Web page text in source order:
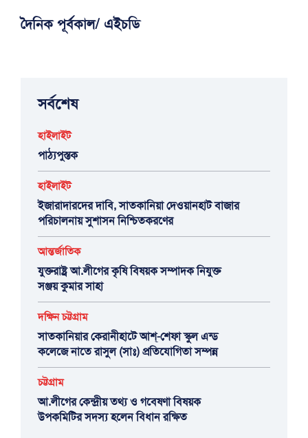
দৈনিক পূর্বকাল/ এইচডি
সর্বশেষ
হাইলাইট
পাঠ্যপুস্তক
হাইলাইট
ইজারাদারদের দাবি, সাতকানিয়া দেওয়ানহাট বাজার
পরিচালনায় সুশাসন নিশ্চিতকরণের
আন্তর্জাতিক
যুক্তরাষ্ট্র আ.লীগের কৃষি বিষয়ক সম্পাদক নিযুক্ত
সঞ্জয় কুমার সাহা
দক্ষিন চট্টগ্রাম
সাতকানিয়ার কেরানীহাটে আশ্-শেফা স্কুল এন্ড
কলেজে নাতে রাসুল (সাঃ) প্রতিযোগিতা সম্পন্ন
চট্টগ্রাম
আ.লীগের কেন্দ্রীয় তথ্য ও গবেষণা বিষয়ক
উপকমিটির সদস্য হলেন বিধান রক্ষিত